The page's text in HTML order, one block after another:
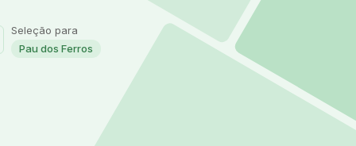
Seleção para
Pau dos Ferros